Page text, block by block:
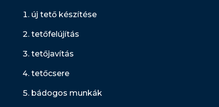
új tető készítése
tetőfelújítás
tetőjavítás
tetőcsere
bádogos munkák